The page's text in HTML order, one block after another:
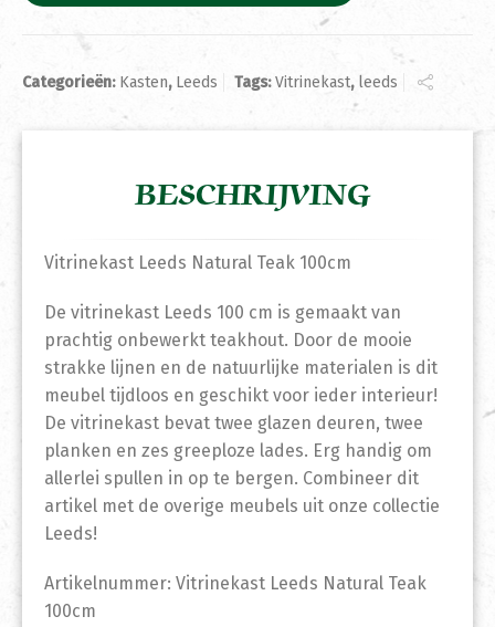
Categorieën: Kasten, Leeds Tags:Vitrinekast, leeds
BESCHRIJVING
Vitrinekast Leeds Natural Teak 100cm
De vitrinekast Leeds 100 cm is gemaakt van
prachtig onbewerkt teakhout. Door de mooie
strakke lijnen en de natuurlijke materialen is dit
meubel tijdloos en geschikt voor ieder interieur!
De vitrinekast bevat twee glazen deuren, twee
planken en zes greeploze lades. Erg handig om
allerlei spullen in op te bergen. Combineer dit
artikel met de overige meubels uit onze collectie
Leeds!
Artikelnummer: Vitrinekast Leeds Natural Teak
100cm